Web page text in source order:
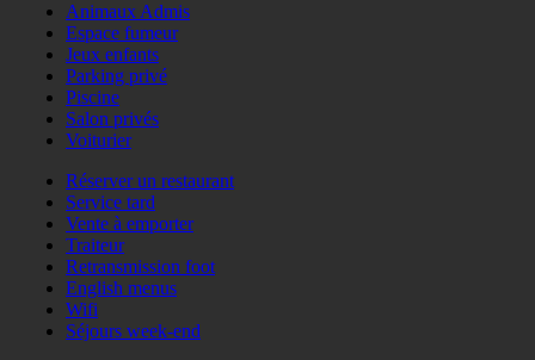
Animaux Admis
Espace fumeur
Jeux enfants
Parking privé
Piscine
Salon privés
Voiturier
Réserver un restaurant
Service tard
Vente à emporter
Traiteur
Retransmission foot
English menus
Wifi
Séjours week-end